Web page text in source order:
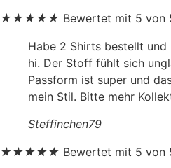
★★★★★ Bewertet mit 5 von
Habe 2 Shirts bestellt
hi. Der Stoff fühlt sich
Passform ist super und
mein Stil. Bitte mehr
Steffinchen79
★★★★★ Bewertet mit 5 von